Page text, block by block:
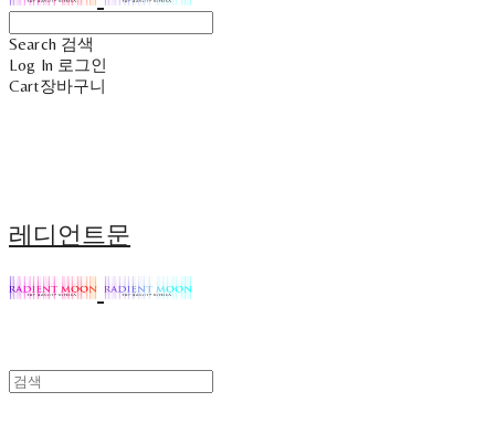
Search 검색
Log In 로그인
Cart장바구니
레디언트문